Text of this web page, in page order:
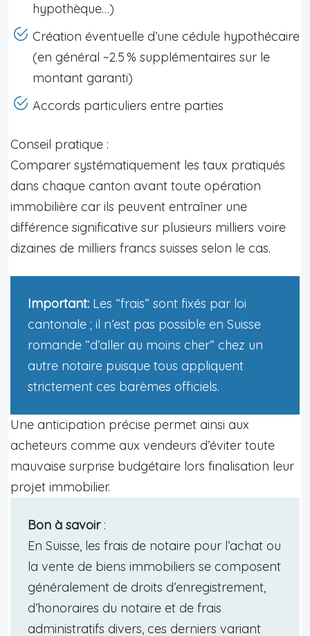
hypothèque…)
Création éventuelle d’une cédule hypothécaire
(en général ~2.5 % supplémentaires sur le
montant garanti)
Accords particuliers entre parties
Conseil pratique :
Comparer systématiquement les taux pratiqués
dans chaque canton avant toute opération
immobilière car ils peuvent entraîner une
différence significative sur plusieurs milliers voire
dizaines de milliers francs suisses selon le cas.
Important: Les “frais” sont fixés par loi
cantonale ; il n’est pas possible en Suisse
romande “d’aller au moins cher” chez un
autre notaire puisque tous appliquent
strictement ces barèmes officiels.
Une anticipation précise permet ainsi aux
acheteurs comme aux vendeurs d’éviter toute
mauvaise surprise budgétaire lors finalisation leur
projet immobilier.
Bon à savoir:
En Suisse, les frais de notaire pour l’achat ou
la vente de biens immobiliers se composent
généralement de droits d’enregistrement,
d’honoraires du notaire et de frais
administratifs divers, ces derniers variant